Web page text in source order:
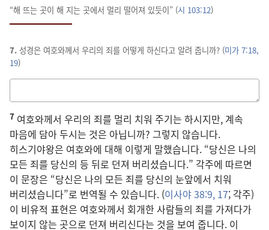
“해 뜨는 곳이 해 지는 곳에서 멀리 떨어져 있듯이” (시 103:12)
7. 성경은 여호와께서 우리의 죄를 어떻게 하신다고 알려 줍니까? (미가 7:18,
19)
적는
칸
7 여호와께서 우리의 죄를 멀리 치워 주기는 하시지만, 계속
마음에 담아 두시는 것은 아닙니까? 그렇지 않습니다.
히스기야왕은 여호와에 대해 이렇게 말했습니다. “당신은 나의
모든 죄를 당신의 등 뒤로 던져 버리셨습니다.” 각주에 따르면
이 문장은 “당신은 나의 모든 죄를 당신의 눈앞에서 치워
버리셨습니다”로 번역될 수 있습니다. (이사야 38:9, 17; 각주)
이 비유적 표현은 여호와께서 회개한 사람들의 죄를 가져다가
보이지 않는 곳으로 던져 버리신다는 것을 보여 줍니다. 이